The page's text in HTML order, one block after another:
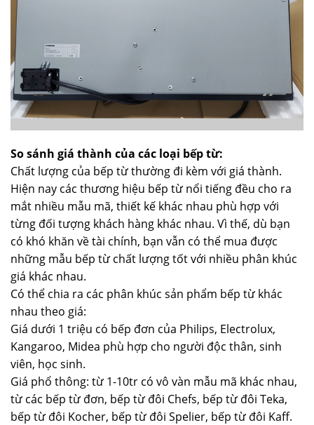
So sánh giá thành của các loại bếp từ:
Chất lượng của bếp từ thường đi kèm với giá thành.
Hiện nay các thương hiệu bếp từ nổi tiếng đều cho ra
mắt nhiều mẫu mã, thiết kế khác nhau phù hợp với
từng đối tượng khách hàng khác nhau. Vì thế, dù bạn
có khó khăn về tài chính, bạn vẫn có thể mua được
những mẫu bếp từ chất lượng tốt với nhiều phân khúc
giá khác nhau.
Có thể chia ra các phân khúc sản phẩm bếp từ khác
nhau theo giá:
Giá dưới 1 triệu có bếp đơn của Philips, Electrolux,
Kangaroo, Midea phù hợp cho người độc thân, sinh
viên, học sinh.
Giá phổ thông: từ 1-10tr có vô vàn mẫu mã khác nhau,
từ các bếp từ đơn, bếp từ đôi Chefs, bếp từ đôi Teka,
bếp từ đôi Kocher, bếp từ đôi Spelier, bếp từ đôi Kaff.